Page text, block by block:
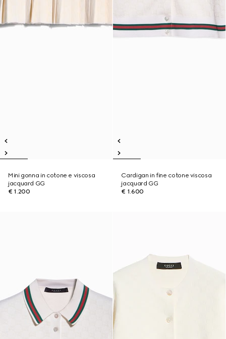
Mini gonna in cotone e viscosa
jacquard GG
€ 1.200
Cardigan in fine cotone viscosa
jacquard GG
€ 1.600